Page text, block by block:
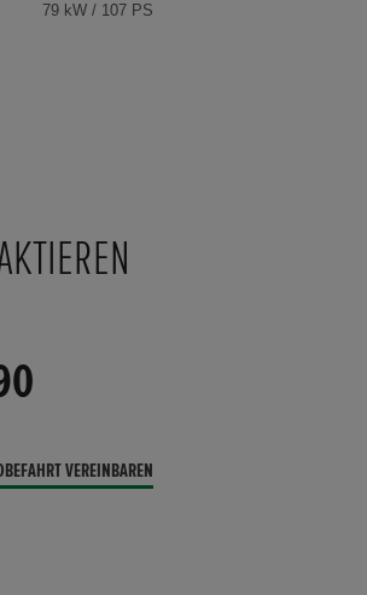
79 kW / 107 PS
VEREINBAREN